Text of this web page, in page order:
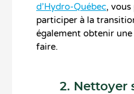
d’Hydro-Québec,
participer à la
également obtenir
faire.
2. Nettoyer